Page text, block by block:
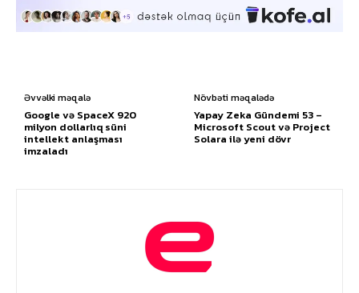
Əvvəlki məqalə
Google və SpaceX 920
milyon dollarlıq süni
intellekt anlaşması
imzaladı
Növbəti məqalədə
Yapay Zeka Gündemi 53 –
Microsoft Scout və Project
Solara ilə yeni dövr